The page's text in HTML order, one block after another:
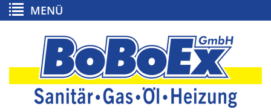
MENÜ